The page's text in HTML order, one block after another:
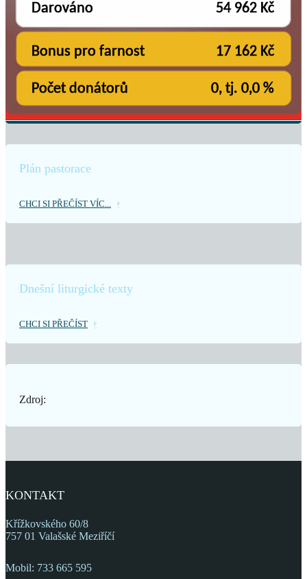
Plán pastorace
CHCI SI PŘEČÍST VÍC...
Dnešní liturgické texty
CHCI SI PŘEČÍST
Zdroj:
KONTAKT
Křížkovského 60/8
757 01 Valašské Meziříčí
Mobil: 733 665 595